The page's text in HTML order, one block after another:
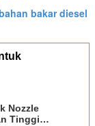
bakar diesel
Nozzle
Tinggi